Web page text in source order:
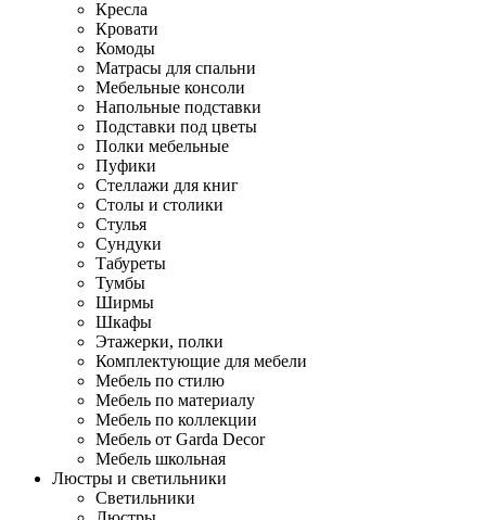
Кресла
Кровати
Комоды
Матрасы для спальни
Мебельные консоли
Напольные подставки
Подставки под цветы
Полки мебельные
Пуфики
Стеллажи для книг
Столы и столики
Стулья
Сундуки
Табуреты
Тумбы
Ширмы
Шкафы
Этажерки, полки
Комплектующие для мебели
Мебель по стилю
Мебель по материалу
Мебель по коллекции
Мебель от Garda Decor
Мебель школьная
Люстры и светильники
Светильники